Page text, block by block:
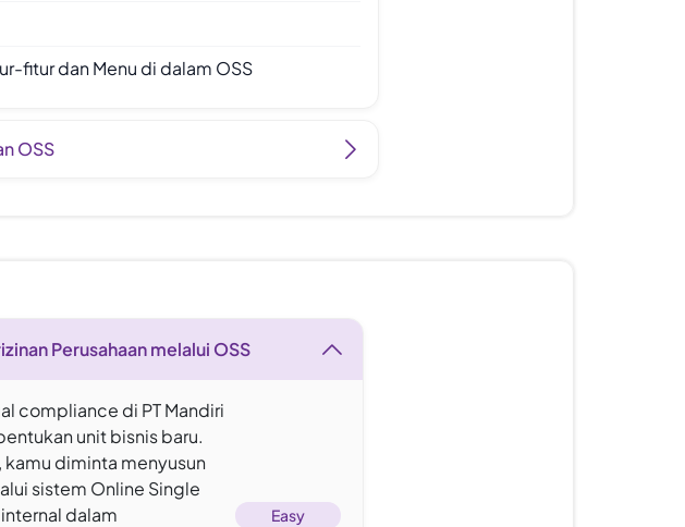
fitur dan Menu di dalam OSS
OSS
Perusahaan melalui OSS
compliance di PT Mandiri
unit bisnis baru.
diminta menyusun
sistem Online Single
dalam
Easy